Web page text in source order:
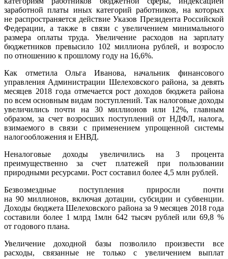
заработной платы иных категорий работников, на которых
не распространяется действие Указов Президента Российской
Федерации, а также в связи с увеличением минимального
размера оплаты труда. Увеличение расходов на зарплату
бюджетников превысило 102 миллиона рублей, и возросло
по отношению к прошлому году на 16,6%.
Как отметила Ольга Иванова, начальник финансового
управления Администрации Шелеховского района, за девять
месяцев 2018 года отмечается рост доходов бюджета района
по всем основным видам поступлений. Так налоговые доходы
увеличились почти на 30 миллионов или 12%, главным
образом, за счет возросших поступлений от НДФЛ, налога,
взимаемого в связи с применением упрощенной системы
налогообложения и ЕНВД.
Неналоговые доходы увеличились на 3 процента
преимущественно за счет платежей при пользовании
природными ресурсами. Рост составил более 4,5 млн рублей.
Безвозмездные поступления приросли почти
на 90 миллионов, включая дотации, субсидии и субвенции.
Доходы бюджета Шелеховского района за 9 месяцев 2018 года
составили более 1 млрд 1млн 642 тысяч рублей или 69,8 %
от годового плана.
Увеличение доходной базы позволило произвести все
расходы, связанные не только с увеличением выплат